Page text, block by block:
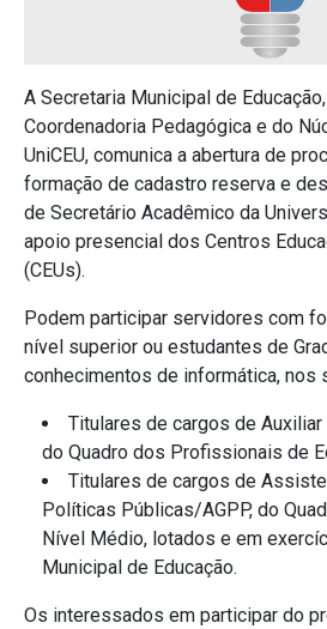
A Secretaria Municipal de
Coordenadoria Pedagógica e do
UniCEU, comunica a abertura de
formação de cadastro reserva e
de Secretário Acadêmico da
apoio presencial dos Centros
(CEUs).
Podem participar servidores com
nível superior ou estudantes de
conhecimentos de informática, nos
Titulares de cargos de Auxiliar
do Quadro dos Profissionais de
Titulares de cargos de
Políticas Públicas/AGPP, do
Nível Médio, lotados e em
Municipal de Educação.
Os interessados em participar do